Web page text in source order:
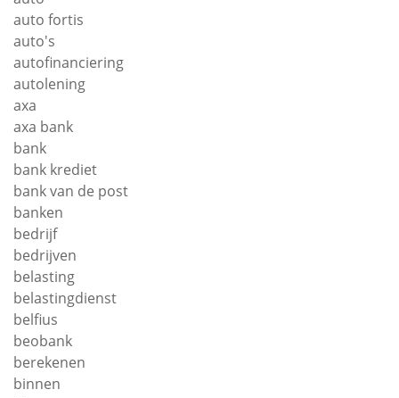
auto fortis
auto's
autofinanciering
autolening
axa
axa bank
bank
bank krediet
bank van de post
banken
bedrijf
bedrijven
belasting
belastingdienst
belfius
beobank
berekenen
binnen